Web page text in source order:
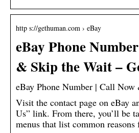
http s://gethuman.com › eBay
eBay Phone
& Skip the Wait –
eBay Phone Number | Call
Visit the contact page on eBay
Us” link. From there, you’ll be
menus that list common